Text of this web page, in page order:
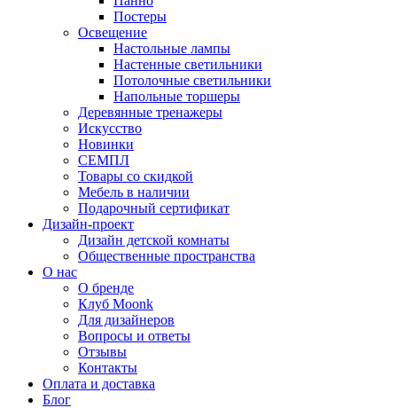
Постеры
Освещение
Настольные лампы
Настенные светильники
Потолочные светильники
Напольные торшеры
Деревянные тренажеры
Искусство
Новинки
СЕМПЛ
Товары со скидкой
Мебель в наличии
Подарочный сертификат
Дизайн-проект
Дизайн детской комнаты
Общественные пространства
О нас
О бренде
Клуб Moonk
Для дизайнеров
Вопросы и ответы
Отзывы
Контакты
Оплата и доставка
Блог